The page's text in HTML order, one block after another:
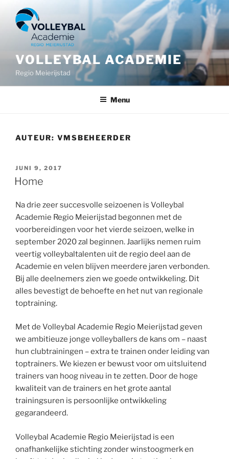
VOLLEYBAL ACADEMIE
Regio Meierijstad
Menu
AUTEUR: VMSBEHEERDER
GEPLAATST
OP
JUNI 9, 2017
Home
Na drie zeer succesvolle seizoenen is Volleybal
Academie Regio Meierijstad begonnen met de
voorbereidingen voor het vierde seizoen, welke in
september 2020 zal beginnen. Jaarlijks nemen ruim
veertig volleybaltalenten uit de regio deel aan de
Academie en velen blijven meerdere jaren verbonden.
Bij alle deelnemers zien we goede ontwikkeling. Dit
alles bevestigt de behoefte en het nut van regionale
toptraining.
Met de Volleybal Academie Regio Meierijstad geven
we ambitieuze jonge volleyballers de kans om – naast
hun clubtrainingen – extra te trainen onder leiding van
toptrainers. We kiezen er bewust voor om uitsluitend
trainers van hoog niveau in te zetten. Door de hoge
kwaliteit van de trainers en het grote aantal
trainingsuren is persoonlijke ontwikkeling
gegarandeerd.
Volleybal Academie Regio Meierijstad is een
onafhankelijke stichting zonder winstoogmerk en